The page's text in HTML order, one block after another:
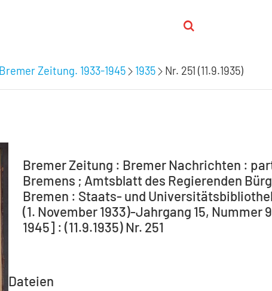
Bremer Zeitung. 1933-1945 1935 Nr. 251 (11.9.1935)
Bremer Zeitung : Bremer Nachrichten :
Bremens ; Amtsblatt des Regierenden
Bremen : Staats- und
(1. November 1933)-Jahrgang 15,
1945] : (11.9.1935) Nr. 251
Dateien